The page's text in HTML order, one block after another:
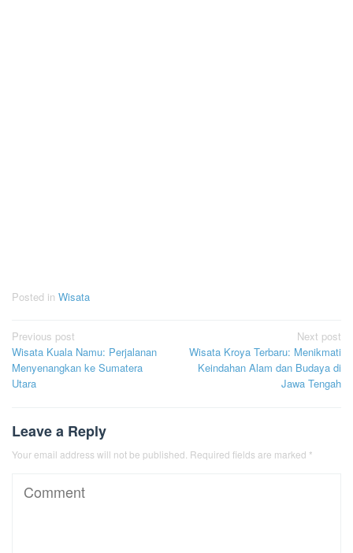
Posted in Wisata
Post
navigation
Previous post
Wisata Kuala Namu: Perjalanan
Menyenangkan ke Sumatera
Utara
Next post
Wisata Kroya Terbaru: Menikmati
Keindahan Alam dan Budaya di
Jawa Tengah
Leave a Reply
Your email address will not be published. Required fields are marked *